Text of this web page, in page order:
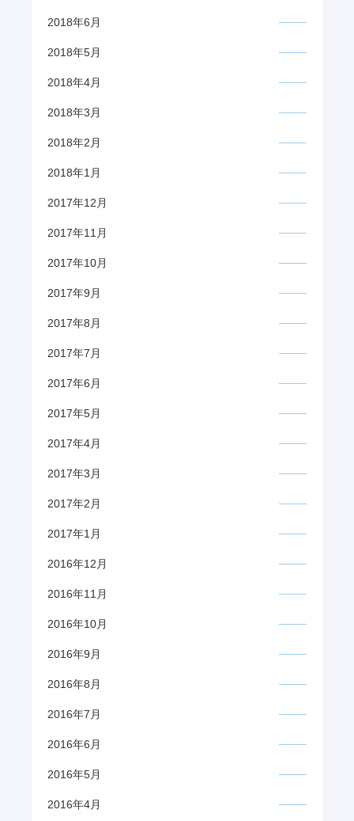
2018年6月
2018年5月
2018年4月
2018年3月
2018年2月
2018年1月
2017年12月
2017年11月
2017年10月
2017年9月
2017年8月
2017年7月
2017年6月
2017年5月
2017年4月
2017年3月
2017年2月
2017年1月
2016年12月
2016年11月
2016年10月
2016年9月
2016年8月
2016年7月
2016年6月
2016年5月
2016年4月